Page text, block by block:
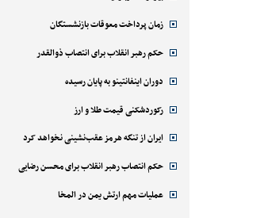
زمان پرداخت معوقات بازنشستگان
حکم رهبر انقلاب برای انتصاب ذوالقدر
دوران اینفانتینو به پایان رسیده
رکوردشکنی قیمت طلا و ارز
ایران از تنگه هرمز عقب‌نشینی نخواهد کرد
حکم انتصاب رهبر انقلاب برای محسن رضایی
عملیات مهم ارتش یمن در المخا